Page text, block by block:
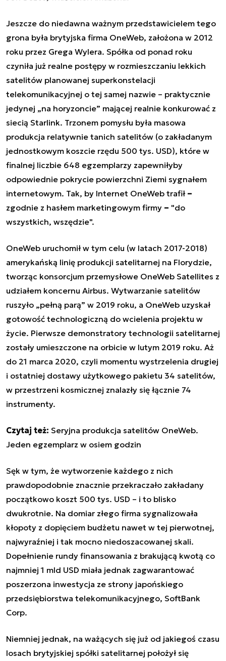
Jeszcze do niedawna ważnym przedstawicielem tego
grona była brytyjska firma OneWeb, założona w 2012
roku przez Grega Wylera. Spółka od ponad roku
czyniła już realne postępy w rozmieszczaniu lekkich
satelitów planowanej superkonstelacji
telekomunikacyjnej o tej samej nazwie – praktycznie
jedynej „na horyzoncie” mającej realnie konkurować z
siecią Starlink. Trzonem pomysłu była masowa
produkcja relatywnie tanich satelitów (o zakładanym
jednostkowym koszcie rzędu 500 tys. USD), które w
finalnej liczbie 648 egzemplarzy zapewniłyby
odpowiednie pokrycie powierzchni Ziemi sygnałem
internetowym. Tak, by Internet OneWeb trafił –
zgodnie z hasłem marketingowym firmy – "do
wszystkich, wszędzie".
OneWeb uruchomił w tym celu (w latach 2017-2018)
amerykańską linię produkcji satelitarnej na Florydzie,
tworząc konsorcjum przemysłowe OneWeb Satellites z
udziałem koncernu Airbus. Wytwarzanie satelitów
ruszyło „pełną parą” w 2019 roku, a OneWeb uzyskał
gotowość technologiczną do wcielenia projektu w
życie. Pierwsze demonstratory technologii satelitarnej
zostały umieszczone na orbicie w lutym 2019 roku. Aż
do 21 marca 2020, czyli momentu wystrzelenia drugiej
i ostatniej dostawy użytkowego pakietu 34 satelitów,
w przestrzeni kosmicznej znalazły się łącznie 74
instrumenty.
Czytaj też: Seryjna produkcja satelitów OneWeb.
Jeden egzemplarz w osiem godzin
Sęk w tym, że wytworzenie każdego z nich
prawdopodobnie znacznie przekraczało zakładany
początkowo koszt 500 tys. USD – i to blisko
dwukrotnie. Na domiar złego firma sygnalizowała
kłopoty z dopięciem budżetu nawet w tej pierwotnej,
najwyraźniej i tak mocno niedoszacowanej skali.
Dopełnienie rundy finansowania z brakującą kwotą co
najmniej 1 mld USD miała jednak zagwarantować
poszerzona inwestycja ze strony japońskiego
przedsiębiorstwa telekomunikacyjnego, SoftBank
Corp.
Niemniej jednak, na ważących się już od jakiegoś czasu
losach brytyjskiej spółki satelitarnej położył się